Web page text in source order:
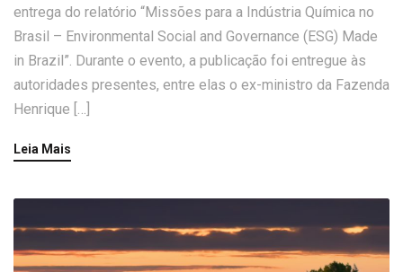
entrega do relatório “Missões para a Indústria Química no
Brasil – Environmental Social and Governance (ESG) Made
in Brazil”. Durante o evento, a publicação foi entregue às
autoridades presentes, entre elas o ex-ministro da Fazenda
Henrique […]
Leia Mais